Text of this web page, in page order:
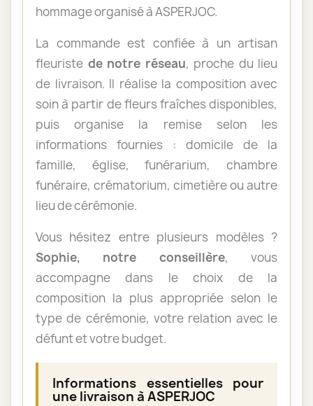
hommage organisé à ASPERJOC.
La commande est confiée à un artisan
fleuriste de notre réseau, proche du lieu
de livraison. Il réalise la composition avec
soin à partir de fleurs fraîches disponibles,
puis organise la remise selon les
informations fournies : domicile de la
famille, église, funérarium, chambre
funéraire, crématorium, cimetière ou autre
lieu de cérémonie.
Vous hésitez entre plusieurs modèles ?
Sophie, notre conseillère, vous
accompagne dans le choix de la
composition la plus appropriée selon le
type de cérémonie, votre relation avec le
défunt et votre budget.
Informations essentielles pour
une livraison à ASPERJOC